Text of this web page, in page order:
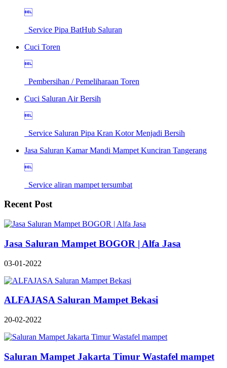

Service Pipa BatHub Saluran
Cuci Toren

Pembersihan / Pemeliharaan Toren
Cuci Saluran Air Bersih

Service Saluran Pipa Kran Kotor Menjadi Bersih
Jasa Saluran Kamar Mandi Mampet Kunciran Tangerang

Service aliran mampet tersumbat
Recent Post
Jasa Saluran Mampet BOGOR | Alfa Jasa
03-01-2022
ALFAJASA Saluran Mampet Bekasi
20-02-2022
Saluran Mampet Jakarta Timur Wastafel mampet